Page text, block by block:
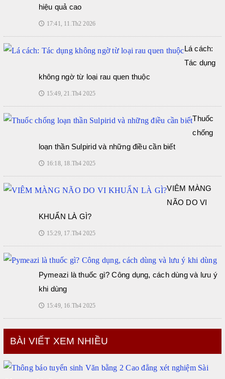
hiệu quả cao
🕔 17:41, 11.Th2 2026
Lá cách:
Tác dụng
không ngờ từ loại rau quen thuộc
🕔 15:49, 21.Th4 2025
Thuốc
chống
loạn thần Sulpirid và những điều cần biết
🕔 16:18, 18.Th4 2025
VIÊM MÀNG
NÃO DO VI
KHUẨN LÀ GÌ?
🕔 15:29, 17.Th4 2025
Pymeazi là thuốc gì? Công dụng, cách dùng và lưu ý
khi dùng
🕔 15:49, 16.Th4 2025
BÀI VIẾT XEM NHIỀU